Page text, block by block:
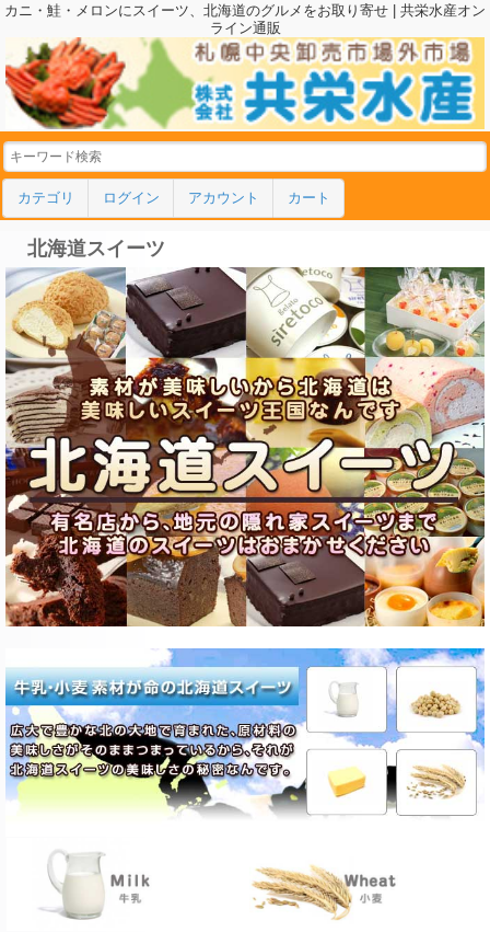
カニ・鮭・メロンにスイーツ、北海道のグルメをお取り寄せ | 共栄水産オン
ライン通販
カテゴリ ログイン アカウント カート
北海道スイーツ